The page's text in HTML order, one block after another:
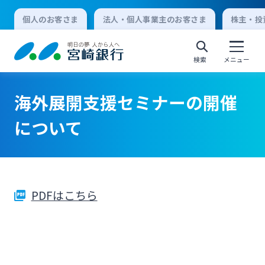
個人のお客さま 法人・個人事業主のお客さま 株主・
検索 メニュー
個人向けインターネットバンキング
ログオン
法人向けインターネットバンキング
海外展開支援セミナーの開催
について
PDFはこちら